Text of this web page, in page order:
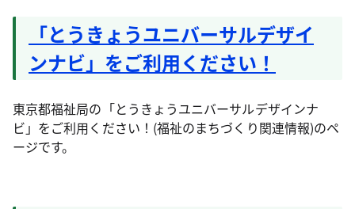
「とうきょうユニバーサルデザイ
ンナビ」をご利用ください！
東京都福祉局の「とうきょうユニバーサルデザインナ
ビ」をご利用ください！(福祉のまちづくり関連情報)のペ
ージです。